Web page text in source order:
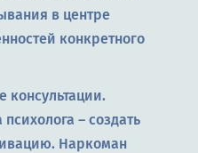
в центре
конкретного
консультации.
– создать
Наркоман